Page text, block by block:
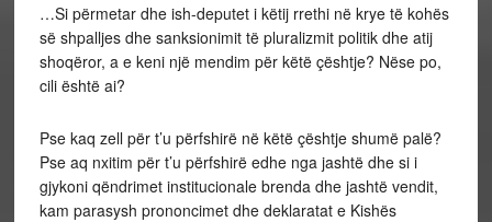
…Si përmetar dhe ish-deputet i këtij rrethi në krye të kohës
së shpalljes dhe sanksionimit të pluralizmit politik dhe atij
shoqëror, a e keni një mendim për këtë çështje? Nëse po,
cili është ai?
Pse kaq zell për t’u përfshirë në këtë çështje shumë palë?
Pse aq nxitim për t’u përfshirë edhe nga jashtë dhe si i
gjykoni qëndrimet institucionale brenda dhe jashtë vendit,
kam parasysh prononcimet dhe deklaratat e Kishës